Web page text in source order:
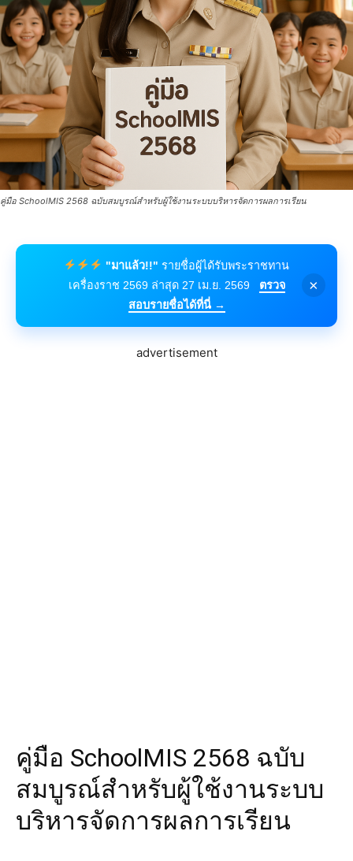
คู่มือ SchoolMIS 2568 ฉบับสมบูรณ์สำหรับผู้ใช้งานระบบบริหารจัดการผลการเรียน
"มาแล้ว!!" รายชื่อผู้ได้รับพระราชทาน
เครื่องราช 2569 ล่าสุด 27 เม.ย. 2569
ตรวจ
สอบรายชื่อได้ที่นี่ →
×
advertisement
คู่มือ SchoolMIS 2568 ฉบับ
สมบูรณ์สำหรับผู้ใช้งานระบบ
บริหารจัดการผลการเรียน